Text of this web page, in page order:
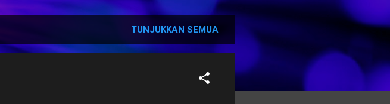
TUNJUKKAN SEMUA